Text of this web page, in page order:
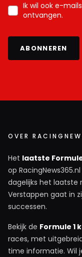
Ik wil ook e-
ontvangen.
ABONNEREN
OVER
Het laatste
op
dagelijks het laatste
Verstappen gaat in
successen.
Bekijk de Formule 1
races, met
time informatie. Wil